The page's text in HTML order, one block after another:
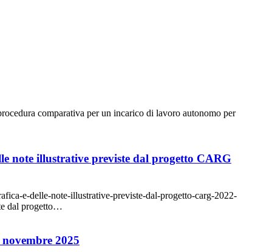
comparativa per un incarico di lavoro autonomo per
note illustrative previste dal progetto CARG
e-delle-note-illustrative-previste-dal-progetto-carg-2022-
dal progetto…
2025